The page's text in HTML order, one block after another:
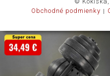
Obchodné podmienky